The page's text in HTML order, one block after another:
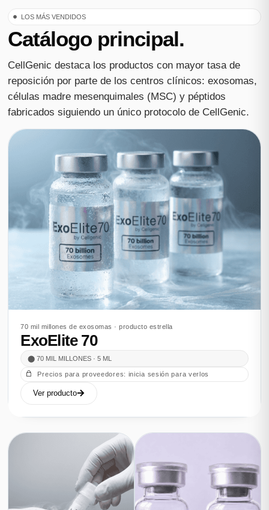
LOS MÁS VENDIDOS
Catálogo principal.
CellGenic destaca los productos con mayor tasa de
reposición por parte de los centros clínicos: exosomas,
células madre mesenquimales (MSC) y péptidos
fabricados siguiendo un único protocolo de CellGenic.
70 mil millones de exosomas · producto estrella
ExoElite 70
⬤ 70 MIL MILLONES · 5 ML
Precios para proveedores: inicia sesión para verlos
Ver producto